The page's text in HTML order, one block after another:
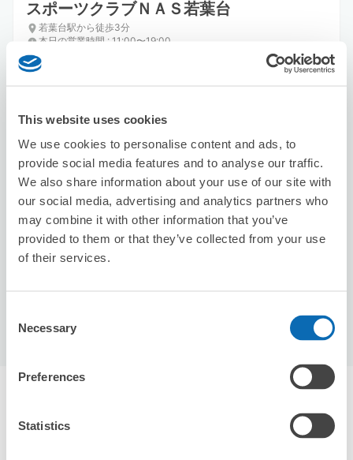
This website uses cookies
We use cookies to personalise content and ads, to
provide social media features and to analyse our traffic.
We also share information about your use of our site with
our social media, advertising and analytics partners who
may combine it with other information that you’ve
provided to them or that they’ve collected from your use
of their services.
Selection
Necessary
Preferences
Statistics
スポーツクラブＮＡＳ若葉台
若葉台駅から徒歩3分
本日の営業時間 : 11:00〜19:00
保管できる荷物数
スーツケースサイズ:5 バッグサイズ :5
空き時間
8/9日 8/10月 8/11火 8/12水 8/13木 8/14金 8/15土
エクボクロークを使って荷物を預けよう